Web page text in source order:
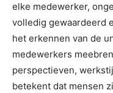
elke medewerker,
volledig gewaardeerd
het erkennen van de
medewerkers
perspectieven,
betekent dat mensen